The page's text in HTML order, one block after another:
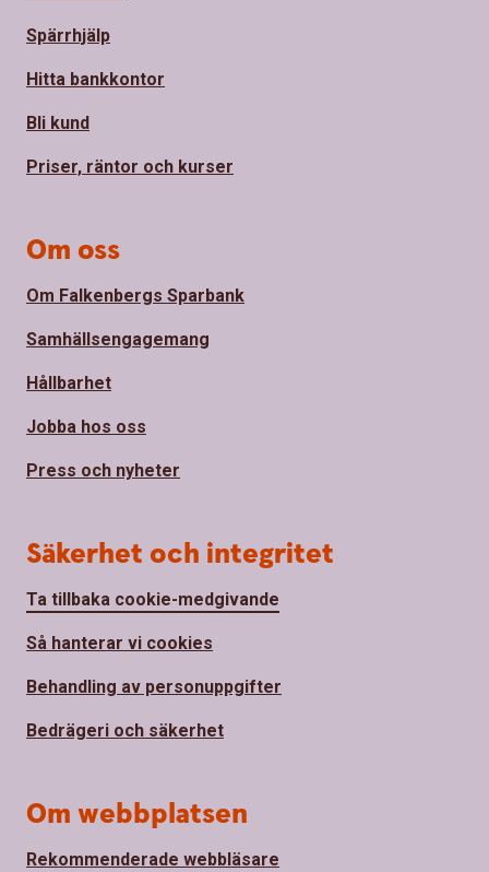
Spärrhjälp
Hitta bankkontor
Bli kund
Priser, räntor och kurser
Om oss
Om Falkenbergs Sparbank
Samhällsengagemang
Hållbarhet
Jobba hos oss
Press och nyheter
Säkerhet och integritet
Ta tillbaka cookie-medgivande
Så hanterar vi cookies
Behandling av personuppgifter
Bedrägeri och säkerhet
Om webbplatsen
Rekommenderade webbläsare